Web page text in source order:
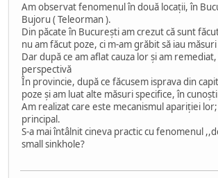
Am observat fenomenul în două locații, în
Bujoru ( Teleorman ).
Din păcate în București am crezut că sunt
nu am făcut poze, ci m-am grăbit să iau
Dar după ce am aflat cauza lor și am
perspectivă
În provincie, după ce făcusem isprava din
poze și am luat alte măsuri specifice, în
Am realizat care este mecanismul apariției
principal.
S-a mai întâlnit cineva practic cu fenomenul
small sinkhole?